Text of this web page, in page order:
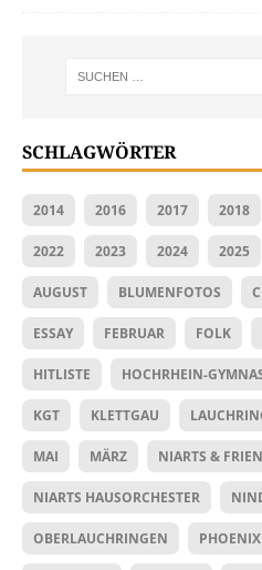
SCHLAGWÖRTER
2014 2016 2017 2018
2022 2023 2024 2025
AUGUST BLUMENFOTOS
ESSAY FEBRUAR FOLK
HITLISTE HOCHRHEIN-
KGT KLETTGAU
MAI MÄRZ NIARTS &
NIARTS HAUSORCHESTER
OBERLAUCHRINGEN PHOENIX